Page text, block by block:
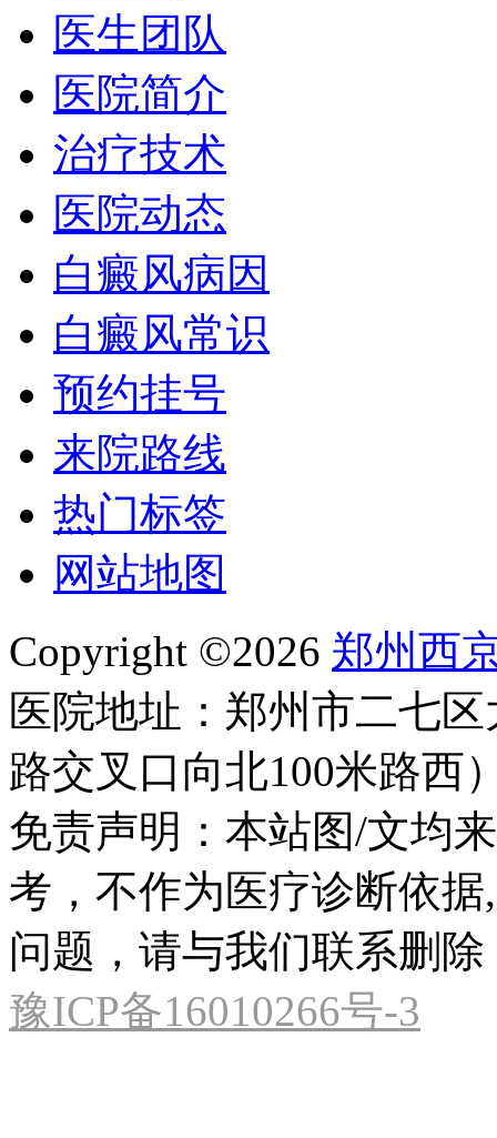
医生团队
医院简介
治疗技术
医院动态
白癜风病因
白癜风常识
预约挂号
来院路线
热门标签
网站地图
Copyright ©2026 郑州西
医院地址：郑州市二七
路交叉口向北100米路西
免责声明：本站图/文均
考，不作为医疗诊断依
问题，请与我们联系删除
豫ICP备16010266号-3